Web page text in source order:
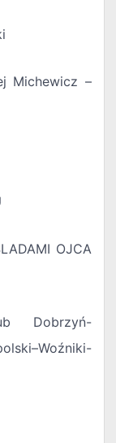
Michewicz –
OJCA
Dobrzyń-